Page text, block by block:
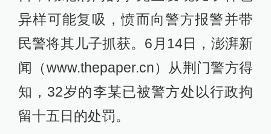
异样可能复吸，愤而向警方报警并带
民警将其儿子抓获。6月14日，澎湃新
闻（www.thepaper.cn）从荆门警方得
知，32岁的李某已被警方处以行政拘
留十五日的处罚。